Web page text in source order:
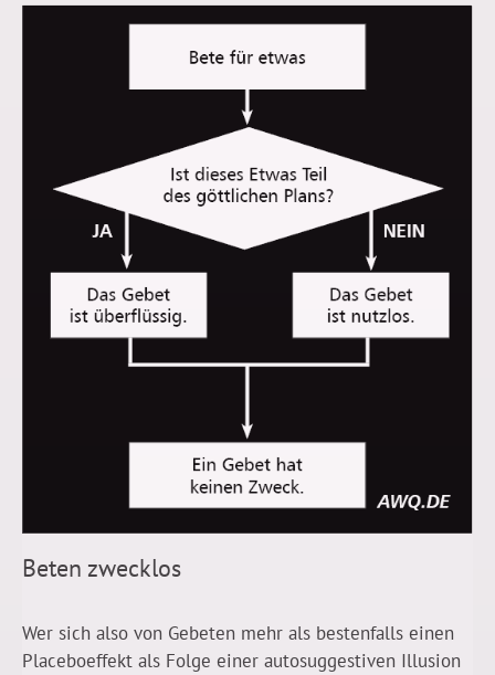
Beten zwecklos
Wer sich also von Gebeten mehr als bestenfalls einen
Placeboeffekt als Folge einer autosuggestiven Illusion